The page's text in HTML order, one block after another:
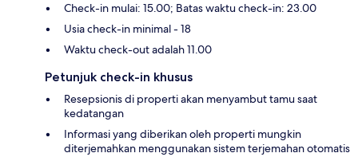
Check-in mulai: 15.00; Batas waktu check-in: 23.00
Usia check-in minimal - 18
Waktu check-out adalah 11.00
Petunjuk check-in khusus
Resepsionis di properti akan menyambut tamu saat
kedatangan
Informasi yang diberikan oleh properti mungkin
diterjemahkan menggunakan sistem terjemahan otomatis